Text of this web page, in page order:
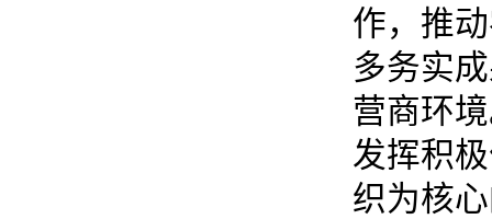
作，推
多务实
营商环
发挥积
织为核